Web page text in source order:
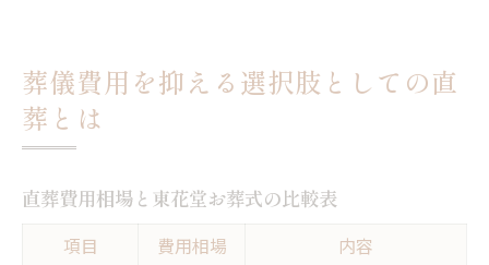
葬儀費用を抑える選択肢としての直
葬とは
直葬費用相場と東花堂お葬式の比較表
項目 費用相場 内容